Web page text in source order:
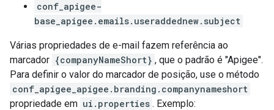
conf_apigee-
base_apigee.emails.useraddednew.subject
Várias propriedades de e-mail fazem referência ao
marcador {companyNameShort} , que o padrão é "Apigee".
Para definir o valor do marcador de posição, use o método
conf_apigee_apigee.branding.companynameshort
propriedade em ui.properties . Exemplo: